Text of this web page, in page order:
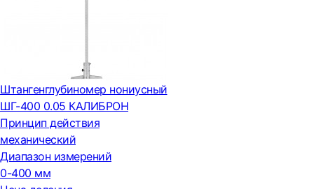
Штангенглубиномер нониусный
ШГ-400 0.05 КАЛИБРОН
Принцип действия
механический
Диапазон измерений
0-400 мм